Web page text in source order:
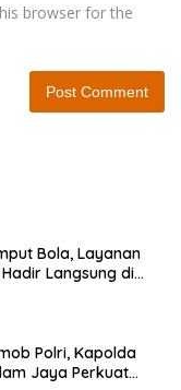
browser for the
Bola, Layanan
Langsung di
Polri, Kapolda
Jaya Perkuat